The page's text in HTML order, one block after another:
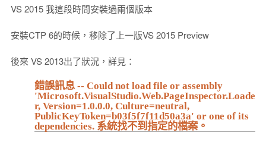
VS 2015 我這段時間安裝過兩個版本
安裝CTP 6的時候，移除了上一版VS 2015 Preview
後來 VS 2013出了狀況，詳見：
錯誤訊息 -- Could not load file or assembly
'Microsoft.VisualStudio.Web.PageInspector.Loade
r, Version=1.0.0.0, Culture=neutral,
PublicKeyToken=b03f5f7f11d50a3a' or one of its
dependencies. 系統找不到指定的檔案。